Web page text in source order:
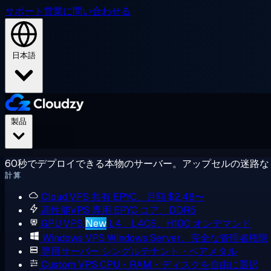
サポート営業に問い合わせる
日本語
60秒でデプロイできる本物のサーバー。アップセルの迷路
計算
Cloud VPS 共有 EPYC、月額 $2.48〜
高性能VPS 専用 EPYC コア、DDR5
GPU VPS New L4、L40S、H100 オンデマンド
Windows VPS Windows Server、完全な管理者権限
専用サーバー シングルテナント・ベアメタル
Custom VPS CPU・RAM・ディスクを自由に選択